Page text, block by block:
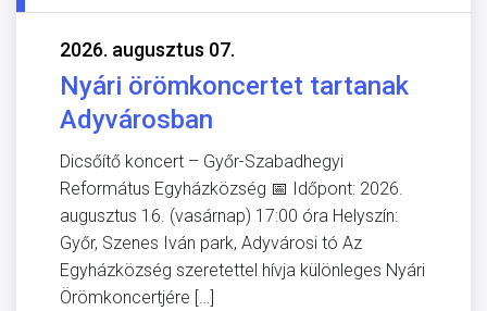
2026. augusztus 07.
Nyári örömkoncertet tartanak
Adyvárosban
Dicsőítő koncert – Győr-Szabadhegyi
Református Egyházközség 📅 Időpont: 2026.
augusztus 16. (vasárnap) 17:00 óra Helyszín:
Győr, Szenes Iván park, Adyvárosi tó Az
Egyházközség szeretettel hívja különleges Nyári
Örömkoncertjére […]